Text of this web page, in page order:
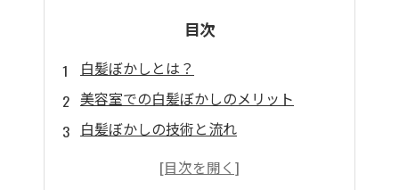
目次
白髪ぼかしとは？
美容室での白髪ぼかしのメリット
白髪ぼかしの技術と流れ
白髪ぼかし以外にも受けられるサービス